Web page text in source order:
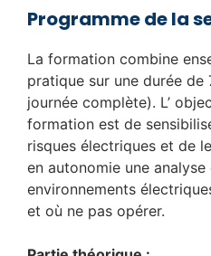
Programme de la
La formation combine
pratique sur une durée de
journée complète). L’
formation est de
risques électriques et de
en autonomie une
environnements
et où ne pas opérer.